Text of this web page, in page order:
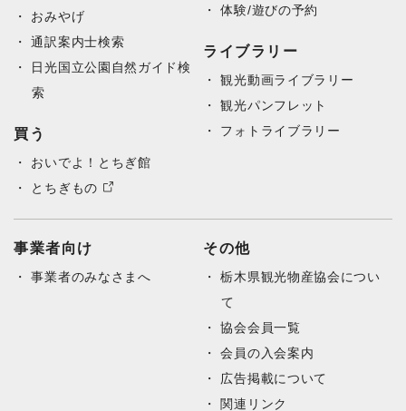
おみやげ
通訳案内士検索
日光国立公園自然ガイド検
索
買う
おいでよ！とちぎ館
とちぎもの
体験/遊びの予約
ライブラリー
観光動画ライブラリー
観光パンフレット
フォトライブラリー
事業者向け
事業者のみなさまへ
その他
栃木県観光物産協会につい
て
協会会員一覧
会員の入会案内
広告掲載について
関連リンク